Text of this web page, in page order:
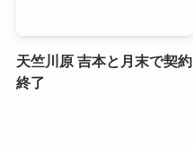
天竺川原 吉本と月末で契約
終了